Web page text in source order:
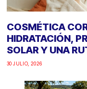
COSMÉTICA
HIDRATACIÓN,
SOLAR Y UNA
30 JULIO, 2026